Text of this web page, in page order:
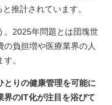
推計されています。
。2025年問題とは団塊世
負担増や医療業界の人
。
とりの健康管理を可能に
界のIT化が注目を浴びて